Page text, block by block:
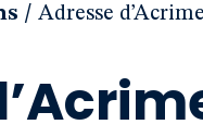
/ Adresse